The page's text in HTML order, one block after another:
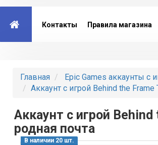
Контакты Правила магазина
Главная
Epic Games аккаунты с
Аккаунт с игрой Behind the
Аккаунт с игрой
родная почта
В наличии 20 шт.